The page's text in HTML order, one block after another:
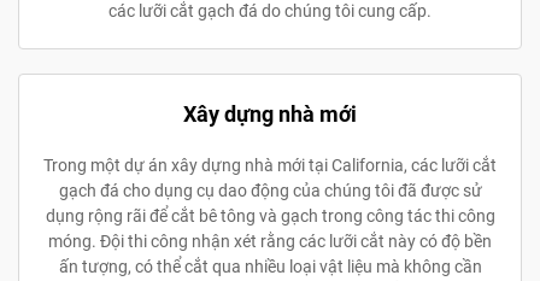
các lưỡi cắt gạch đá do chúng tôi cung cấp.
Xây dựng nhà mới
Trong một dự án xây dựng nhà mới tại California, các lưỡi cắt
gạch đá cho dụng cụ dao động của chúng tôi đã được sử
dụng rộng rãi để cắt bê tông và gạch trong công tác thi công
móng. Đội thi công nhận xét rằng các lưỡi cắt này có độ bền
ấn tượng, có thể cắt qua nhiều loại vật liệu mà không cần